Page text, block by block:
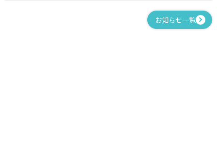
お知らせ一覧